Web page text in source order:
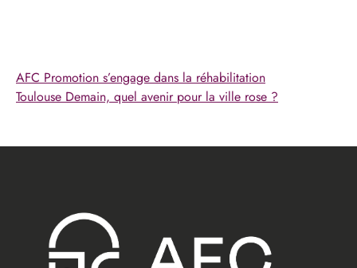
AFC Promotion s’engage dans la réhabilitation
Toulouse Demain, quel avenir pour la ville rose ?